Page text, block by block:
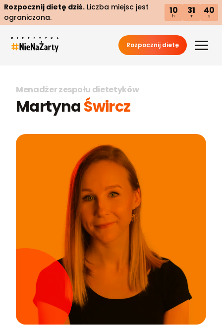
Rozpocznij dietę dziś. Liczba miejsc jest
ograniczona.
10
h
31
m
40
s
Rozpocznij dietę
Menadżer zespołu dietetyków
MartynaŚwircz